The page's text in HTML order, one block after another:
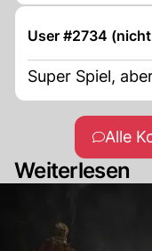
User #2734
Super Spiel,
Alle
Weiterlesen